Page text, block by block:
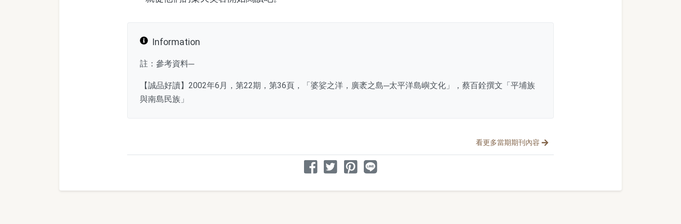
Information
註：參考資料─
【誠品好讀】2002年6月，第22期，第36頁，「婆娑之洋，廣袤之島─太平洋島嶼文化」，蔡百銓撰文「平埔族
與南島民族」
看更多當期期刊內容
分享到 Facebook
分享到 Twitter
分享到 Pinterest
分享到 Line